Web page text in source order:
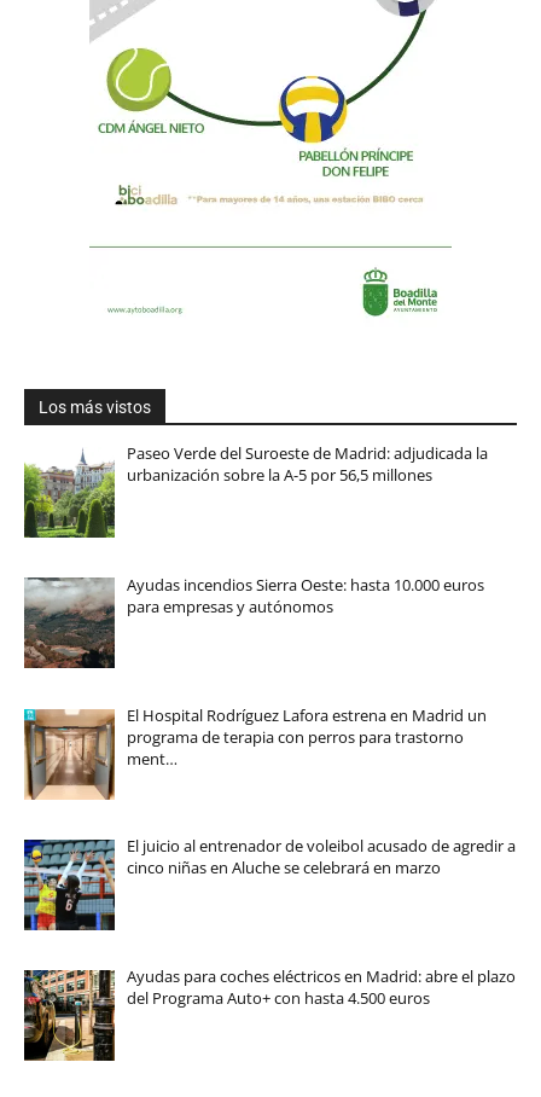
Los más vistos
Paseo Verde del Suroeste de Madrid: adjudicada la
urbanización sobre la A-5 por 56,5 millones
Ayudas incendios Sierra Oeste: hasta 10.000 euros
para empresas y autónomos
El Hospital Rodríguez Lafora estrena en Madrid un
programa de terapia con perros para trastorno
ment…
El juicio al entrenador de voleibol acusado de agredir a
cinco niñas en Aluche se celebrará en marzo
Ayudas para coches eléctricos en Madrid: abre el plazo
del Programa Auto+ con hasta 4.500 euros